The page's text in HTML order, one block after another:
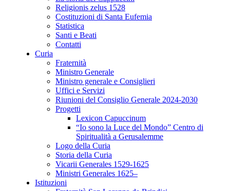
Religionis zelus 1528
Costituzioni di Santa Eufemia
Statistica
Santi e Beati
Contatti
Curia
Fraternità
Ministro Generale
Ministro generale e Consiglieri
Uffici e Servizi
Riunioni del Consiglio Generale 2024-2030
Progetti
Lexicon Capuccinum
“Io sono la Luce del Mondo” Centro di
Spiritualità a Gerusalemme
Logo della Curia
Storia della Curia
Vicarii Generales 1529-1625
Ministri Generales 1625–
Istituzioni